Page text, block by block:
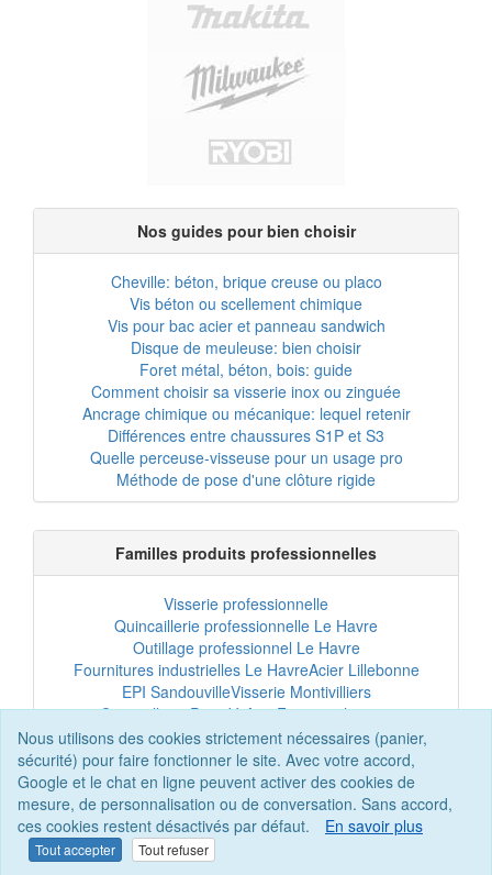
Nous utilisons des cookies strictement nécessaires (panier,
sécurité) pour faire fonctionner le site. Avec votre accord,
Google et le chat en ligne peuvent activer des cookies de
mesure, de personnalisation ou de conversation. Sans accord,
ces cookies restent désactivés par défaut.
En savoir plus
Tout accepter Tout refuser
Nos guides pour bien choisir
Cheville: béton, brique creuse ou placo
Vis béton ou scellement chimique
Vis pour bac acier et panneau sandwich
Disque de meuleuse: bien choisir
Foret métal, béton, bois: guide
Comment choisir sa visserie inox ou zinguée
Ancrage chimique ou mécanique: lequel retenir
Différences entre chaussures S1P et S3
Quelle perceuse-visseuse pour un usage pro
Méthode de pose d'une clôture rigide
Familles produits professionnelles
Visserie professionnelle
Quincaillerie professionnelle Le Havre
Outillage professionnel Le Havre
Fournitures industrielles Le HavreAcier Lillebonne
EPI SandouvilleVisserie Montivilliers
Quincaillerie Port-JérômeFixation chantier
EPI professionnelOutillage maintenance
Acier professionnelTôles et bardage
Scellement chimiqueClôtures Le Havre